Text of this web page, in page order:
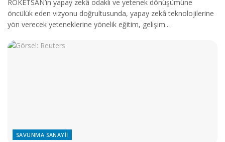
ROKETSAN’ın yapay zekâ odaklı ve yetenek dönüşümüne
öncülük eden vizyonu doğrultusunda, yapay zekâ teknolojilerine
yön verecek yeteneklerine yönelik eğitim, gelişim...
SAVUNMA SANAYII